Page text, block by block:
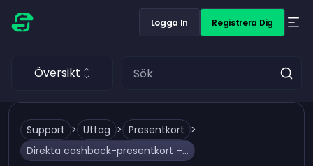
Logga In Registrera Dig
Översikt
Support > Uttag > Presentkort >
Direkta cashback-presentkort – Kan jag lägga till mitt presentkort i Apple Pay eller Google Wallet?